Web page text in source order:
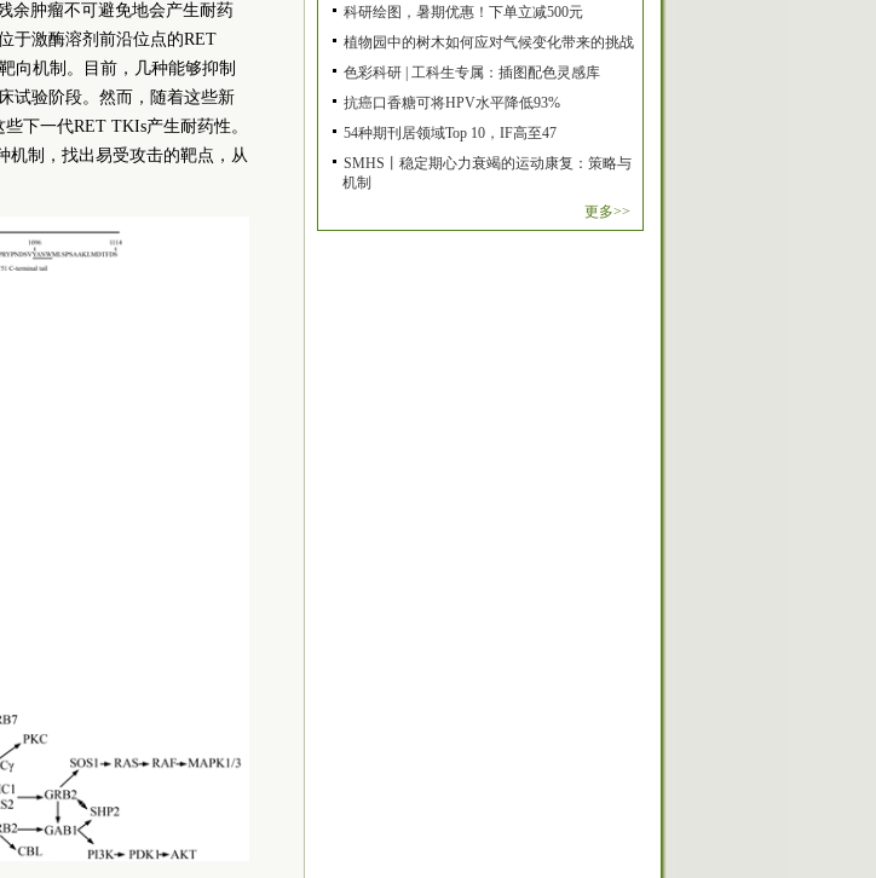
余肿瘤不可避免地会产生耐药
于激酶溶剂前沿位点的RET
向机制。目前，几种能够抑制
试验阶段。然而，随着这些新
下一代RET TKIs产生耐药性。
机制，找出易受攻击的靶点，从
科研绘图，暑期优惠！下单立减500元
植物园中的树木如何应对气候变化带来的挑战
色彩科研 | 工科生专属：插图配色灵感库
抗癌口香糖可将HPV水平降低93%
54种期刊居领域Top 10，IF高至47
SMHS丨稳定期心力衰竭的运动康复：策略与
机制
更多>>